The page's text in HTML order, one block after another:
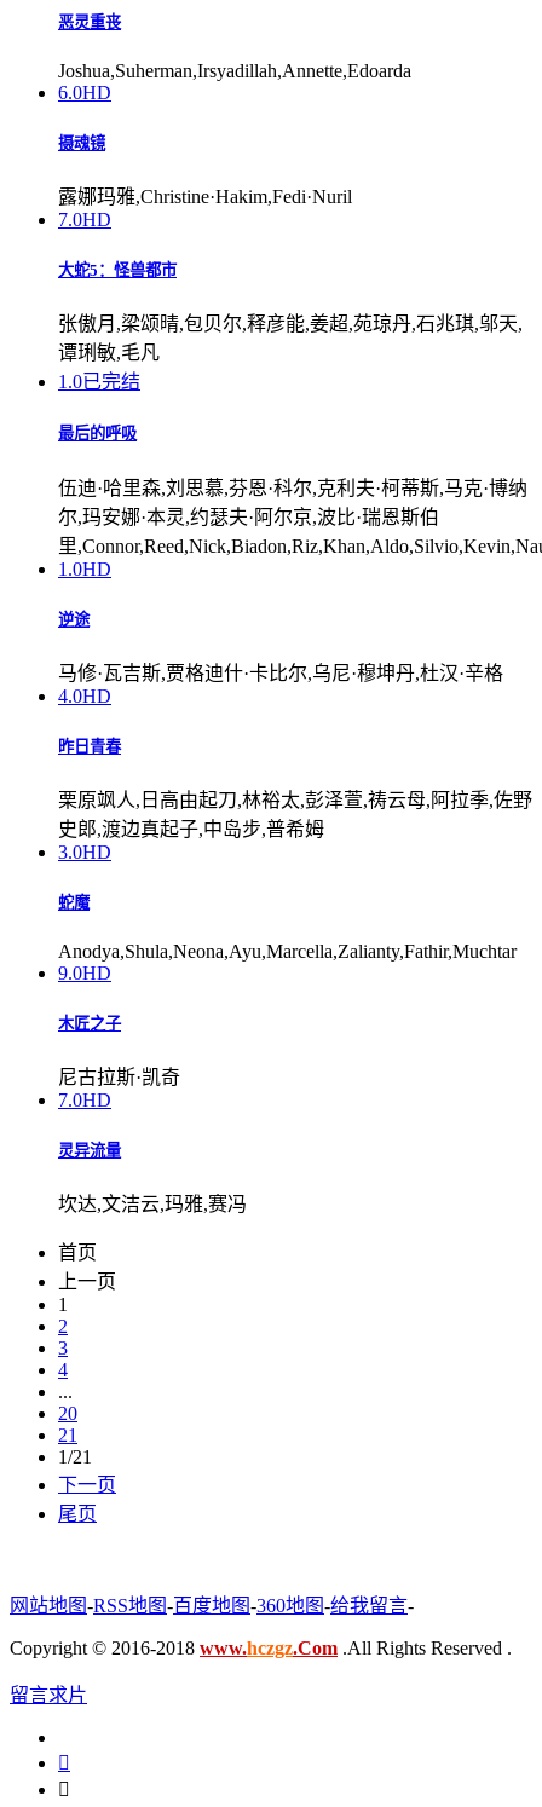
恶灵重丧
Joshua,Suherman,Irsyadillah,Annette,Edoarda
6.0HD
摄魂镜
露娜玛雅,Christine·Hakim,Fedi·Nuril
7.0HD
大蛇5：怪兽都市
张傲月,梁颂晴,包贝尔,释彦能,姜超,苑琼丹,石兆琪,邬天,
谭琍敏,毛凡
1.0已完结
最后的呼吸
伍迪·哈里森,刘思慕,芬恩·科尔,克利夫·柯蒂斯,马克·博纳
尔,玛安娜·本灵,约瑟夫·阿尔京,波比·瑞恩斯伯
里
1.0HD
逆途
马修·瓦吉斯,贾格迪什·卡比尔,乌尼·穆坤丹,杜汉·辛格
4.0HD
昨日青春
栗原飒人,日高由起刀,林裕太,彭泽萱,祷云母,阿拉季,佐野
史郎,渡边真起子,中岛步,普希姆
3.0HD
蛇魔
Anodya,Shula,Neona,Ayu,Marcella,Zalianty,Fathir,Muchtar
9.0HD
木匠之子
尼古拉斯·凯奇
7.0HD
灵异流量
坎达,文洁云,玛雅,赛冯
首页
上一页
1
2
3
4
...
20
21
1/21
下一页
尾页
网站地图-RSS地图-百度地图-360地图-给我留言-
Copyright © 2016-2018 www.hczgz.Com .All Rights Reserved .
留言求片

